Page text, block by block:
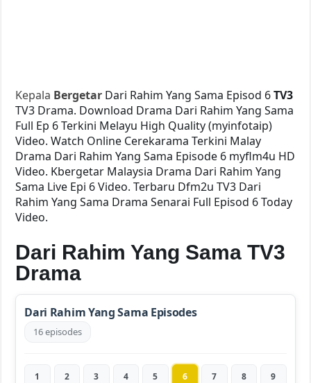
Kepala Bergetar Dari Rahim Yang Sama Episod 6TV3
TV3 Drama. Download Drama Dari Rahim Yang Sama
Full Ep 6 Terkini Melayu High Quality (myinfotaip)
Video. Watch Online Cerekarama Terkini Malay
Drama Dari Rahim Yang Sama Episode 6 myflm4u HD
Video. Kbergetar Malaysia Drama Dari Rahim Yang
Sama Live Epi 6 Video. Terbaru Dfm2u TV3 Dari
Rahim Yang Sama Drama Senarai Full Episod 6 Today
Video.
Dari Rahim Yang Sama TV3
Drama
Dari Rahim Yang Sama Episodes
16 episodes
1 2 3 4 5 6 7 8 9